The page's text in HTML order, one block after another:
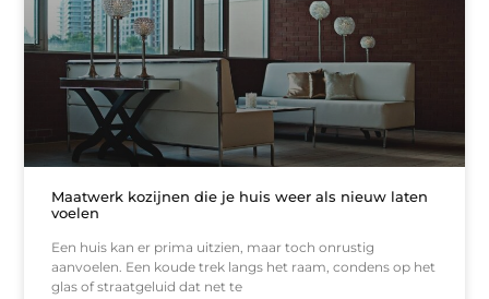
Maatwerk kozijnen die je huis weer als nieuw laten
voelen
Een huis kan er prima uitzien, maar toch onrustig
aanvoelen. Een koude trek langs het raam, condens op het
glas of straatgeluid dat net te